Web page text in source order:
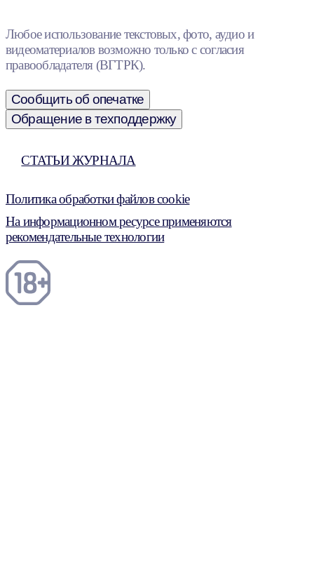
Любое использование текстовых, фото, аудио и
видеоматериалов возможно только с согласия
правообладателя (ВГТРК).
Сообщить об опечатке
Обращение в техподдержку
СТАТЬИ ЖУРНАЛА
Политика обработки файлов cookie
На информационном ресурсе применяются
рекомендательные технологии